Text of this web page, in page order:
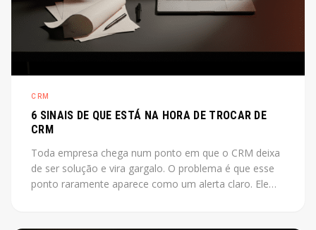
CRM
6 SINAIS DE QUE ESTÁ NA HORA DE TROCAR DE
CRM
Toda empresa chega num ponto em que o CRM deixa
de ser solução e vira gargalo. O problema é que esse
ponto raramente aparece como um alerta claro. Ele